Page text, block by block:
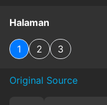
Halaman
1 2 3
Original Source